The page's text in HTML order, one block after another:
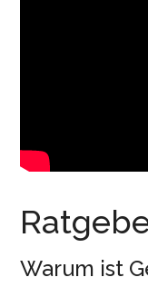
Warum ist